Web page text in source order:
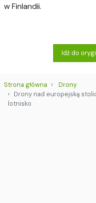
w Finlandii.
Idź do
Strona główna
Drony
Drony nad europejską
lotnisko